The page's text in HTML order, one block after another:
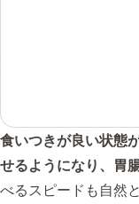
食いつきが良い状態
せるようになり、胃
べるスピードも自然